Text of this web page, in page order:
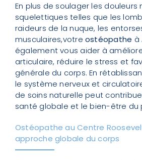
En plus de soulager les douleurs
squelettiques telles que les
raideurs de la nuque, les
musculaires,votreostéopathe à
également vous aider à
articulaire, réduire le stress et
générale du corps. En
le système nerveux et
de soins naturelle peut
santé globale et le bien-être du
Ostéopathe au Centre
approche globale du corps